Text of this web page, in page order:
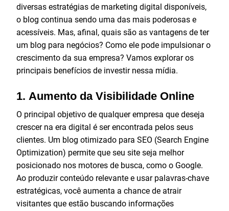
diversas estratégias de marketing digital disponíveis,
o blog continua sendo uma das mais poderosas e
acessíveis. Mas, afinal, quais são as vantagens de ter
um blog para negócios? Como ele pode impulsionar o
crescimento da sua empresa? Vamos explorar os
principais benefícios de investir nessa mídia.
1. Aumento da Visibilidade Online
O principal objetivo de qualquer empresa que deseja
crescer na era digital é ser encontrada pelos seus
clientes. Um blog otimizado para SEO (Search Engine
Optimization) permite que seu site seja melhor
posicionado nos motores de busca, como o Google.
Ao produzir conteúdo relevante e usar palavras-chave
estratégicas, você aumenta a chance de atrair
visitantes que estão buscando informações